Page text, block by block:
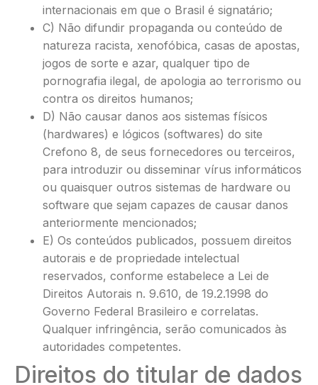
internacionais em que o Brasil é signatário;
C) Não difundir propaganda ou conteúdo de
natureza racista, xenofóbica, casas de apostas,
jogos de sorte e azar, qualquer tipo de
pornografia ilegal, de apologia ao terrorismo ou
contra os direitos humanos;
D) Não causar danos aos sistemas físicos
(hardwares) e lógicos (softwares) do site
Crefono 8, de seus fornecedores ou terceiros,
para introduzir ou disseminar vírus informáticos
ou quaisquer outros sistemas de hardware ou
software que sejam capazes de causar danos
anteriormente mencionados;
E) Os conteúdos publicados, possuem direitos
autorais e de propriedade intelectual
reservados, conforme estabelece a Lei de
Direitos Autorais n. 9.610, de 19.2.1998 do
Governo Federal Brasileiro e correlatas.
Qualquer infringência, serão comunicados às
autoridades competentes.
Direitos do titular de dados